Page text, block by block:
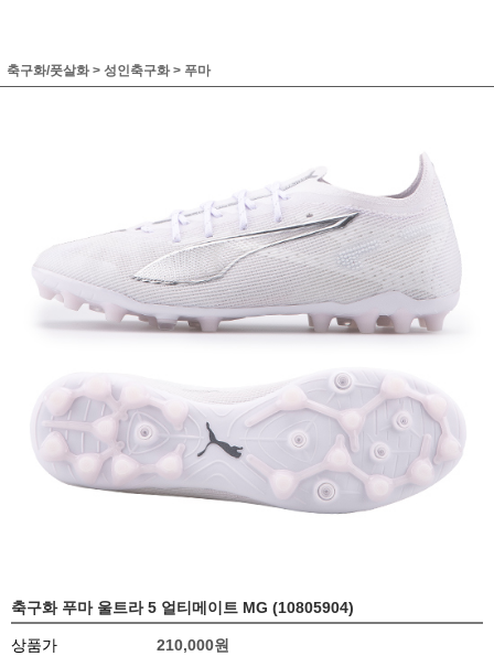
축구화/풋살화 > 성인축구화 > 푸마
축구화 푸마 울트라 5 얼티메이트 MG (10805904)
상품가 210,000원